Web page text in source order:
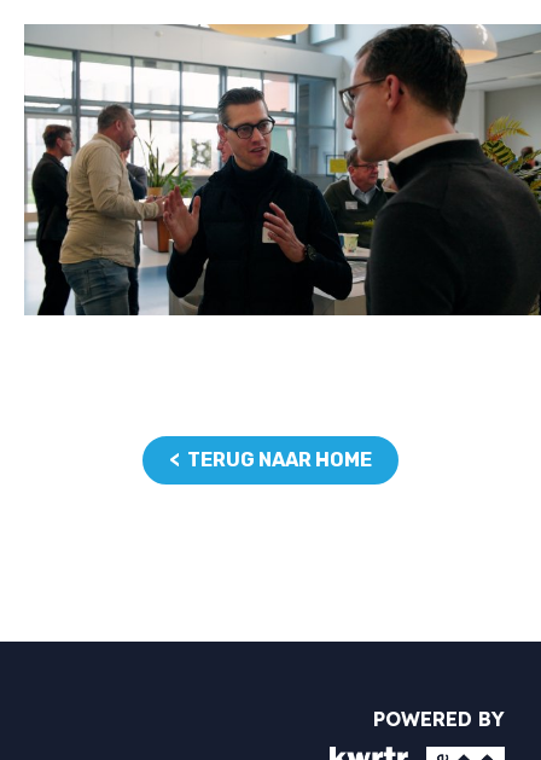
< TERUG NAAR HOME
POWERED BY